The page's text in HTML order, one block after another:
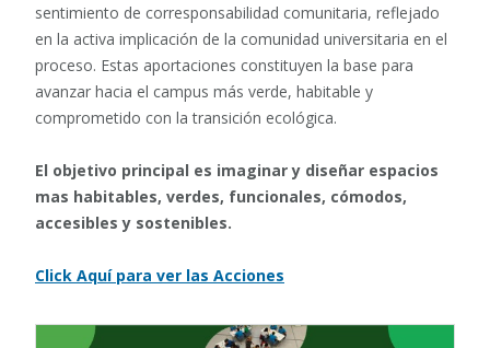
sentimiento de corresponsabilidad comunitaria, reflejado
en la activa implicación de la comunidad universitaria en el
proceso. Estas aportaciones constituyen la base para
avanzar hacia el campus más verde, habitable y
comprometido con la transición ecológica.
El objetivo principal es imaginar y diseñar espacios
mas habitables, verdes, funcionales, cómodos,
accesibles y sostenibles.
Click Aquí para ver las Acciones